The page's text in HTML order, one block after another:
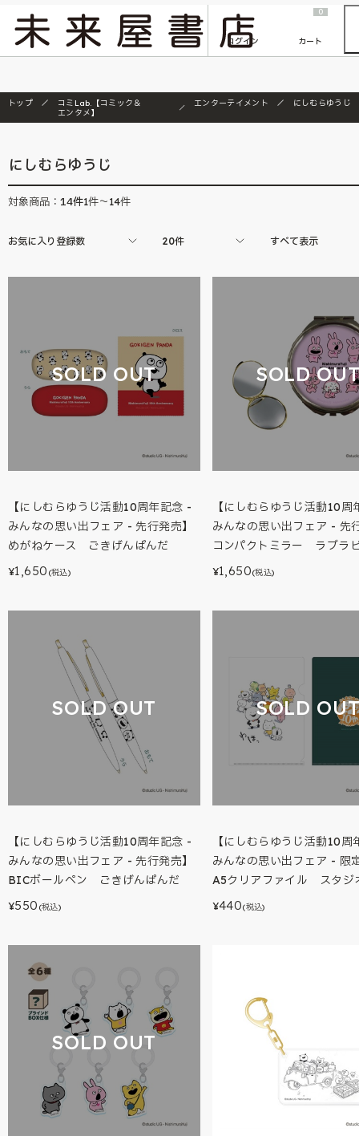
『ONE PIECE magazine 021 ONE PIECEカード付き同梱版』発売延期のご案内
ログイン
0
カート
トップ
コミLab.【コミック＆
エンタメ】
エンターテイメント にしむらゆうじ
にしむらゆうじ
対象商品： 14件1件～14件
お気に入り登録数 20件 すべて表示
SOLD OUT
【にしむらゆうじ活動10周年記念 -
みんなの思い出フェア - 先行発売】
めがねケース ごきげんぱんだ
¥1,650 (税込)
SOLD
【にしむらゆうじ活動10周
みんなの思い出フェア - 先
コンパクトミラー ラブラ
¥1,650(税込)
SOLD OUT
【にしむらゆうじ活動10周年記念 -
みんなの思い出フェア - 先行発売】
BICボールペン ごきげんぱんだ
¥550 (税込)
SOLD
【にしむらゆうじ活動10周
みんなの思い出フェア - 限
A5クリアファイル スタジ
¥440(税込)
SOLD OUT